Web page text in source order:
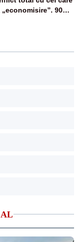
90%
negative